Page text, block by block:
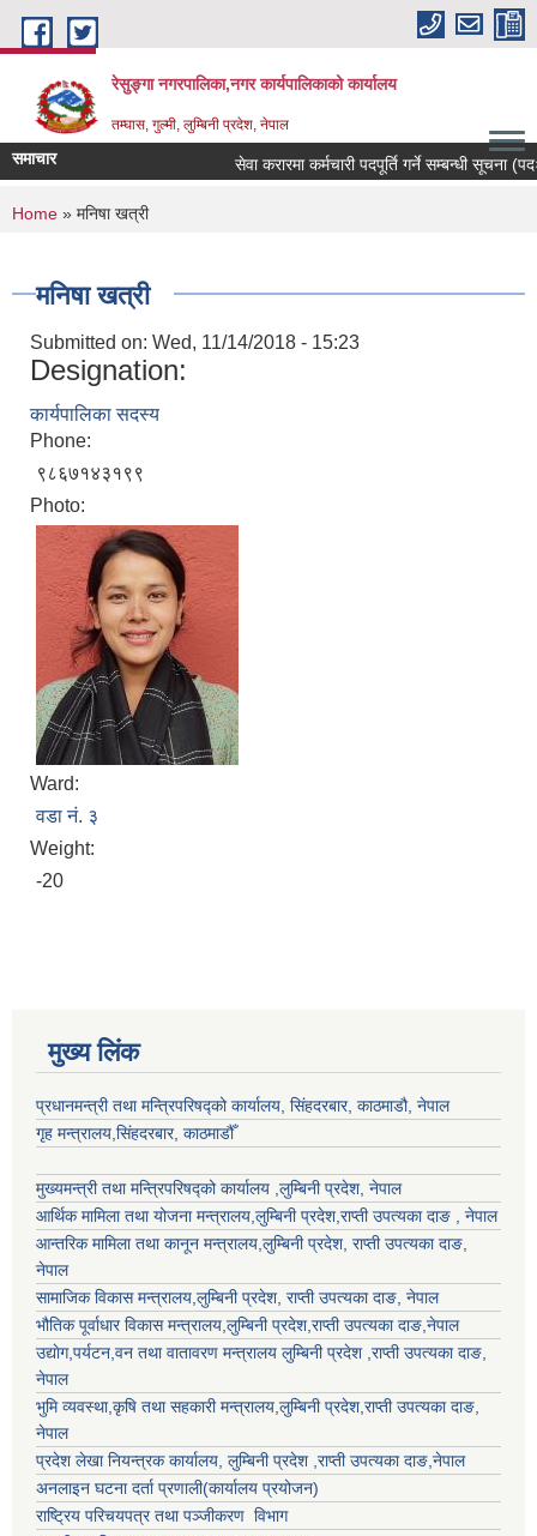
Skip to main content
रेसुङ्गा नगरपालिका,नगर कार्यपालिकाको कार्यालय
तम्घास, गुल्मी, लुम्बिनी प्रदेश, नेपाल
समाचार सेवा करारमा कर्मचारी पदपूर्ति गर्ने सम्बन्धी सूचना (पदः
You are here
Home » मनिषा खत्री
मनिषा खत्री
Submitted on: Wed, 11/14/2018 - 15:23
Designation:
कार्यपालिका सदस्य
Phone:
९८६७१४३१९९
Photo:
Ward:
वडा नं. ३
Weight:
-20
मुख्य लिंक
प्रधानमन्त्री तथा मन्त्रिपरिषद्को कार्यालय, सिंहदरबार, काठमाडौ, नेपाल
गृह मन्त्रालय,सिंहदरबार, काठमाडौँ
मुख्यमन्त्री तथा मन्त्रिपरिषद्को कार्यालय ,लुम्बिनी प्रदेश, नेपाल
आर्थिक मामिला तथा योजना मन्त्रालय,लुम्बिनी प्रदेश,राप्ती उपत्यका दाङ , नेपाल
आन्तरिक मामिला तथा कानून मन्त्रालय,लुम्बिनी प्रदेश, राप्ती उपत्यका दाङ,
नेपाल
सामाजिक विकास मन्त्रालय,लुम्बिनी प्रदेश, राप्ती उपत्यका दाङ, नेपाल
भौतिक पूर्वाधार विकास मन्त्रालय,लुम्बिनी प्रदेश,राप्ती उपत्यका दाङ,नेपाल
उद्याेग,पर्यटन,वन तथा वातावरण मन्त्रालय लुम्बिनी प्रदेश ,राप्ती उपत्यका दाङ,
नेपाल
भुमि व्यवस्था,कृषि तथा सहकारी मन्त्रालय,लुम्बिनी प्रदेश,राप्ती उपत्यका दाङ,
नेपाल
प्रदेश लेखा नियन्त्रक कार्यालय, लुम्बिनी प्रदेश ,राप्ती उपत्यका दाङ,नेपाल
अनलाइन घटना दर्ता प्रणाली(कार्यालय प्रयोजन)
राष्ट्रिय परिचयपत्र तथा पञ्जीकरण विभाग